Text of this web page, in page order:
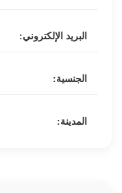
البريد الإلكتروني:
الجنسية:
المدينة: